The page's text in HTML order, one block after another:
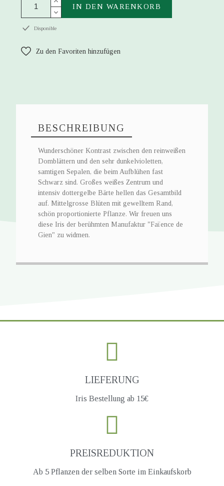
IN DEN WARENKORB
Disponible
Zu den Favoriten hinzufügen
BESCHREIBUNG
Wunderschöner Kontrast zwischen den reinweißen
Domblättern und den sehr dunkelvioletten,
samtigen Sepalen, die beim Aufblühen fast
Schwarz sind. Großes weißes Zentrum und
intensiv dottergelbe Bärte hellen das Gesamtbild
auf. Mittelgrosse Blüten mit gewelltem Rand,
schön proportionierte Pflanze. Wir freuen uns
diese Iris der berühmten Manufaktur "Faïence de
Gien" zu widmen.
LIEFERUNG
Iris Bestellung ab 15€
PREISREDUKTION
Ab 5 Pflanzen der selben Sorte im Einkaufskorb